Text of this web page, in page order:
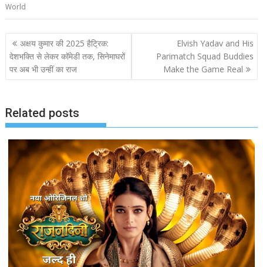
World
Post
navigation
अक्षय कुमार की 2025 हैट्रिक:
देशभक्ति से लेकर कॉमेडी तक, सिनेमाघरों
पर अब भी उन्हीं का राज
Elvish Yadav and His
Parimatch Squad Buddies
Make the Game Real
Related posts